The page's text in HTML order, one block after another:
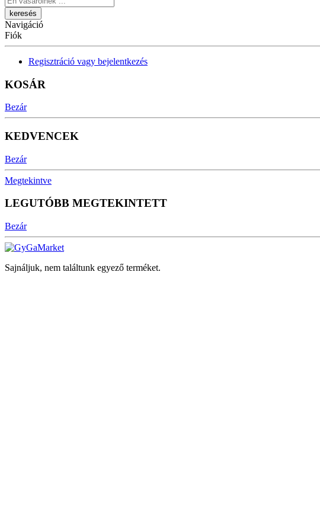
Navigáció
Fiók
Regisztráció vagy bejelentkezés
KOSÁR
Bezár
KEDVENCEK
Bezár
Megtekintve
LEGUTÓBB MEGTEKINTETT
Bezár
Sajnáljuk, nem találtunk egyező terméket.